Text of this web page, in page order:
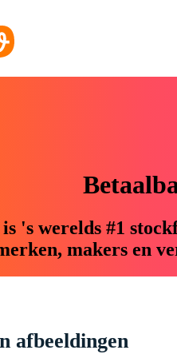
is 's werelds #1
makers en
afbeeldingen